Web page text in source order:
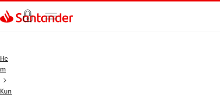
Gå direkt till textinnehål
He
m
Kun